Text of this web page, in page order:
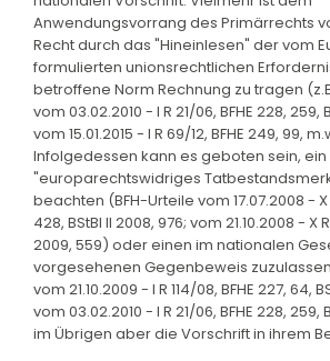
Anwendungsvorrang des Primärrechts
Recht durch das "Hineinlesen" der vom
formulierten unionsrechtlichen
betroffene Norm Rechnung zu tragen
vom 03.02.2010 - I R 21/06, BFHE 228, 259,
vom 15.01.2015 - I R 69/12, BFHE 249, 99,
Infolgedessen kann es geboten sein, ein
"europarechtswidriges
beachten (BFH-Urteile vom 17.07.2008 - X
428, BStBl II 2008, 976; vom 21.10.2008 - X
2009, 559) oder einen im nationalen
vorgesehenen Gegenbeweis
vom 21.10.2009 - I R 114/08, BFHE 227, 64,
vom 03.02.2010 - I R 21/06, BFHE 228, 259,
im Übrigen aber die Vorschrift in ihrem